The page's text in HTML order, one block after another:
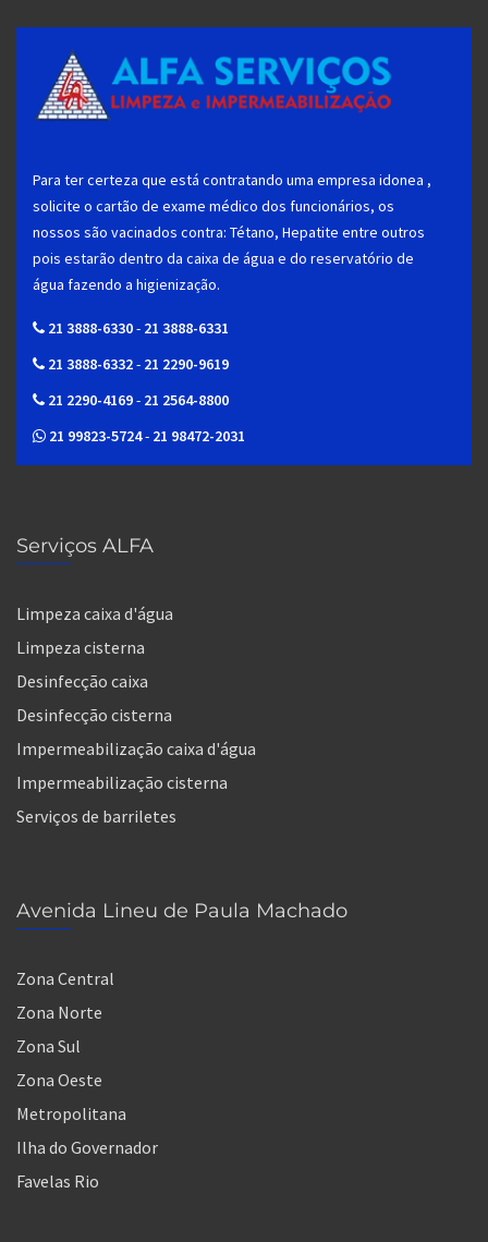
Para ter certeza que está contratando uma empresa idonea ,
solicite o cartão de exame médico dos funcionários, os
nossos são vacinados contra: Tétano, Hepatite entre outros
pois estarão dentro da caixa de água e do reservatório de
água fazendo a higienização.
21 3888-6330- 21 3888-6331
21 3888-6332- 21 2290-9619
21 2290-4169- 21 2564-8800
21 99823-5724- 21 98472-2031
Serviços ALFA
Limpeza caixa d'água
Limpeza cisterna
Desinfecção caixa
Desinfecção cisterna
Impermeabilização caixa d'água
Impermeabilização cisterna
Serviços de barriletes
Avenida Lineu de Paula Machado
Zona Central
Zona Norte
Zona Sul
Zona Oeste
Metropolitana
Ilha do Governador
Favelas Rio